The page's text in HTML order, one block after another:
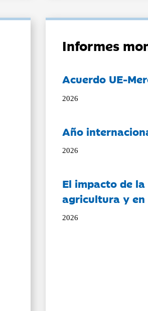
Informes
Acuerdo UE-
2026
Año
2026
El impacto de
agricultura y
2026